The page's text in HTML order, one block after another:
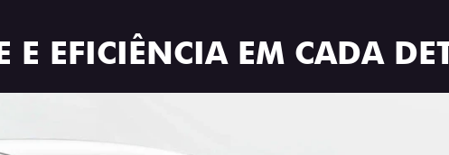
E EFICIÊNCIA EM CADA